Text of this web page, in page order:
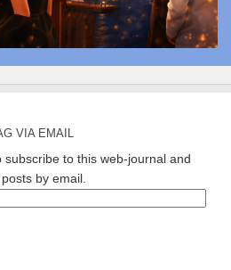
VIA EMAIL
to this web-journal and
by email.